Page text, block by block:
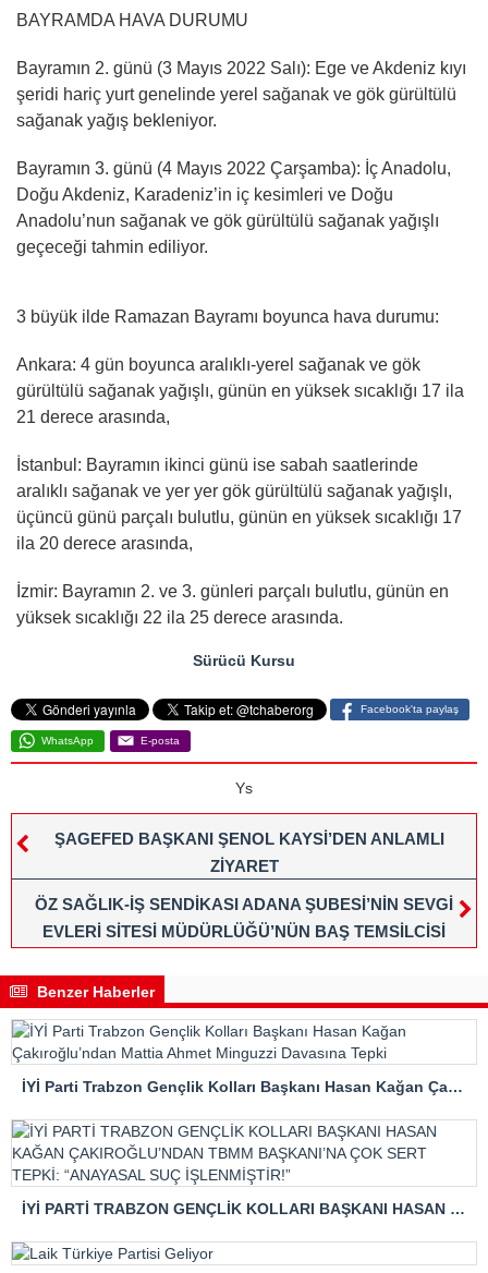
BAYRAMDA HAVA DURUMU
Bayramın 2. günü (3 Mayıs 2022 Salı): Ege ve Akdeniz kıyı
şeridi hariç yurt genelinde yerel sağanak ve gök gürültülü
sağanak yağış bekleniyor.
Bayramın 3. günü (4 Mayıs 2022 Çarşamba): İç Anadolu,
Doğu Akdeniz, Karadeniz’in iç kesimleri ve Doğu
Anadolu’nun sağanak ve gök gürültülü sağanak yağışlı
geçeceği tahmin ediliyor.
3 büyük ilde Ramazan Bayramı boyunca hava durumu:
Ankara: 4 gün boyunca aralıklı-yerel sağanak ve gök
gürültülü sağanak yağışlı, günün en yüksek sıcaklığı 17 ila
21 derece arasında,
İstanbul: Bayramın ikinci günü ise sabah saatlerinde
aralıklı sağanak ve yer yer gök gürültülü sağanak yağışlı,
üçüncü günü parçalı bulutlu, günün en yüksek sıcaklığı 17
ila 20 derece arasında,
İzmir: Bayramın 2. ve 3. günleri parçalı bulutlu, günün en
yüksek sıcaklığı 22 ila 25 derece arasında.
Sürücü Kursu
Facebook'ta paylaş
WhatsApp E-posta
Ys
ŞAGEFED BAŞKANI ŞENOL KAYSİ’DEN ANLAMLI
ZİYARET
ÖZ SAĞLIK-İŞ SENDİKASI ADANA ŞUBESİ’NİN SEVGİ
EVLERİ SİTESİ MÜDÜRLÜĞÜ’NÜN BAŞ TEMSİLCİSİ
Benzer Haberler
İYİ Parti Trabzon Gençlik Kolları Başkanı Hasan Kağan Çakıroğlu’ndan Mattia Ahmet Minguzzi Davasına Tepki
İYİ PARTİ TRABZON GENÇLİK KOLLARI BAŞKANI HASAN KAĞAN ÇAKIROĞLU’NDAN TBMM BAŞKANI’NA ÇOK SERT TEPKİ: “ANAYASAL SUÇ İŞLENMİŞTİR!”